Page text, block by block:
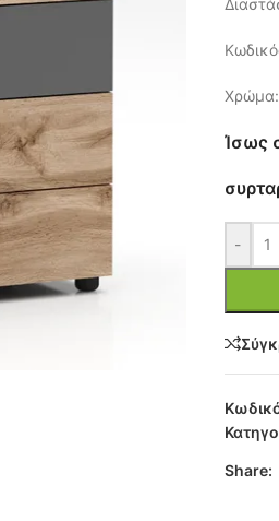
Χρώμα:
Ίσως
-
Share: